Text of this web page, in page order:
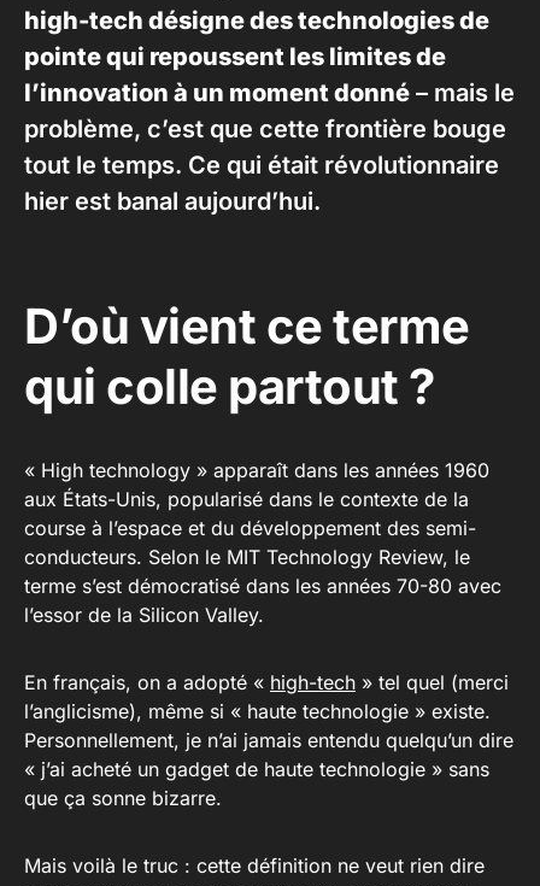
high-tech désigne des technologies de
pointe qui repoussent les limites de
l’innovation à un moment donné – mais le
problème, c’est que cette frontière bouge
tout le temps. Ce qui était révolutionnaire
hier est banal aujourd’hui.
D’où vient ce terme
qui colle partout ?
« High technology » apparaît dans les années 1960
aux États-Unis, popularisé dans le contexte de la
course à l’espace et du développement des semi-
conducteurs. Selon le MIT Technology Review, le
terme s’est démocratisé dans les années 70-80 avec
l’essor de la Silicon Valley.
En français, on a adopté « high-tech » tel quel (merci
l’anglicisme), même si « haute technologie » existe.
Personnellement, je n’ai jamais entendu quelqu’un dire
« j’ai acheté un gadget de haute technologie » sans
que ça sonne bizarre.
Mais voilà le truc : cette définition ne veut rien dire